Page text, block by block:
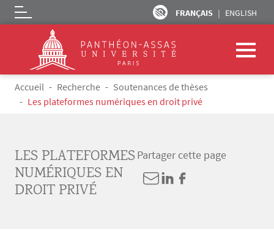
Aller au contenu principal
FRANÇAIS ENGLISH
Logo
Fil d'Ariane
Accueil Recherche
Soutenances de thèses
Les plateformes numériques en droit privé
LES PLATEFORMES
NUMÉRIQUES EN
DROIT PRIVÉ
Partager cette page